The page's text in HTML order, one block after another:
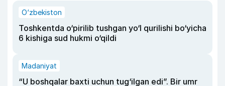
O‘zbekiston
Toshkentda o‘pirilib tushgan yo‘l qurilishi bo‘yicha
6 kishiga sud hukmi o‘qildi
Madaniyat
“U boshqalar baxti uchun tug‘ilgan edi”. Bir umr